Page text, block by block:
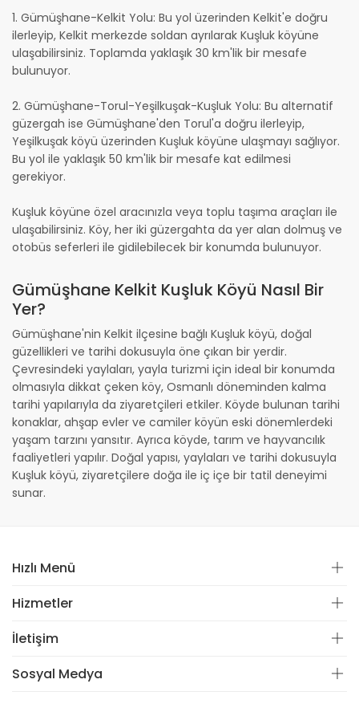
1. Gümüşhane-Kelkit Yolu: Bu yol üzerinden Kelkit'e doğru
ilerleyip, Kelkit merkezde soldan ayrılarak Kuşluk köyüne
ulaşabilirsiniz. Toplamda yaklaşık 30 km'lik bir mesafe
bulunuyor.
2. Gümüşhane-Torul-Yeşilkuşak-Kuşluk Yolu: Bu alternatif
güzergah ise Gümüşhane'den Torul'a doğru ilerleyip,
Yeşilkuşak köyü üzerinden Kuşluk köyüne ulaşmayı sağlıyor.
Bu yol ile yaklaşık 50 km'lik bir mesafe kat edilmesi
gerekiyor.
Kuşluk köyüne özel aracınızla veya toplu taşıma araçları ile
ulaşabilirsiniz. Köy, her iki güzergahta da yer alan dolmuş ve
otobüs seferleri ile gidilebilecek bir konumda bulunuyor.
Gümüşhane Kelkit Kuşluk Köyü Nasıl Bir
Yer?
Gümüşhane'nin Kelkit ilçesine bağlı Kuşluk köyü, doğal
güzellikleri ve tarihi dokusuyla öne çıkan bir yerdir.
Çevresindeki yaylaları, yayla turizmi için ideal bir konumda
olmasıyla dikkat çeken köy, Osmanlı döneminden kalma
tarihi yapılarıyla da ziyaretçileri etkiler. Köyde bulunan tarihi
konaklar, ahşap evler ve camiler köyün eski dönemlerdeki
yaşam tarzını yansıtır. Ayrıca köyde, tarım ve hayvancılık
faaliyetleri yapılır. Doğal yapısı, yaylaları ve tarihi dokusuyla
Kuşluk köyü, ziyaretçilere doğa ile iç içe bir tatil deneyimi
sunar.
Hızlı Menü
Hizmetler
İletişim
Sosyal Medya